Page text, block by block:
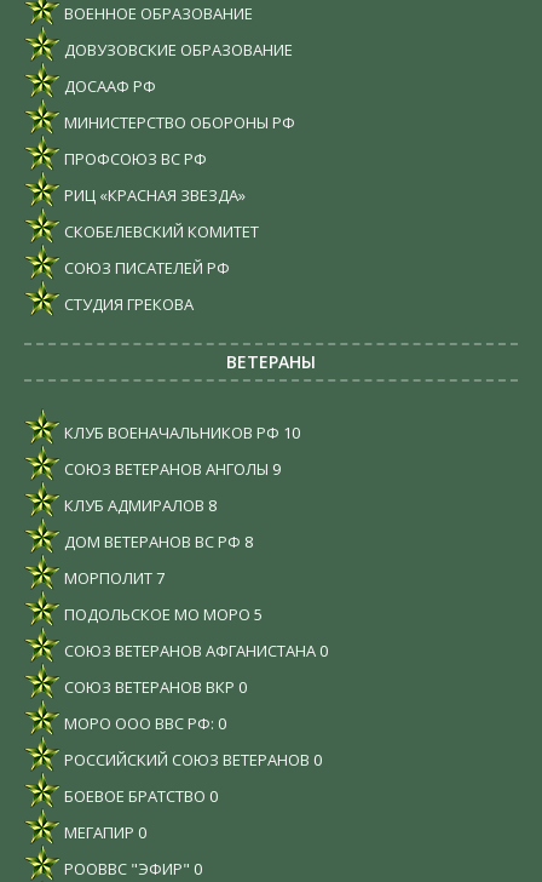
ВОЕННОЕ ОБРАЗОВАНИЕ
ДОВУЗОВСКИЕ ОБРАЗОВАНИЕ
ДОСААФ РФ
МИНИСТЕРСТВО ОБОРОНЫ РФ
ПРОФСОЮЗ ВС РФ
РИЦ «КРАСНАЯ ЗВЕЗДА»
СКОБЕЛЕВСКИЙ КОМИТЕТ
СОЮЗ ПИСАТЕЛЕЙ РФ
СТУДИЯ ГРЕКОВА
ВЕТЕРАНЫ
КЛУБ ВОЕНАЧАЛЬНИКОВ РФ 10
СОЮЗ ВЕТЕРАНОВ АНГОЛЫ 9
КЛУБ АДМИРАЛОВ 8
ДОМ ВЕТЕРАНОВ ВС РФ 8
МОРПОЛИТ7
ПОДОЛЬСКОЕ МО МОРО 5
СОЮЗ ВЕТЕРАНОВ АФГАНИСТАНА 0
СОЮЗ ВЕТЕРАНОВ ВКР 0
МОРО ООО ВВС РФ: 0
РОССИЙСКИЙ СОЮЗ ВЕТЕРАНОВ 0
БОЕВОЕ БРАТСТВО 0
МЕГАПИР 0
РООВВС "ЭФИР" 0